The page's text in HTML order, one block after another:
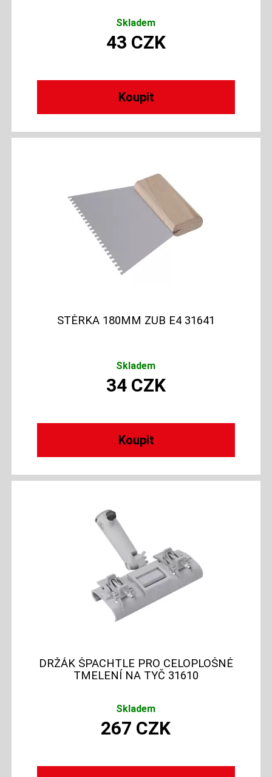
Skladem
43 CZK
STĚRKA 180MM ZUB E4 31641
Skladem
34 CZK
DRŽÁK ŠPACHTLE PRO CELOPLOŠNÉ
TMELENÍ NA TYČ 31610
Skladem
267 CZK